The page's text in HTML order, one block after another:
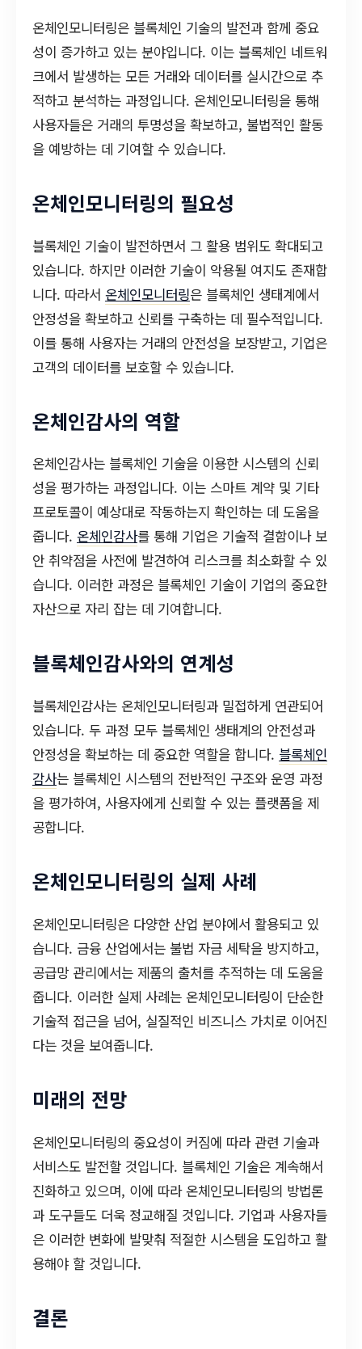
온체인모니터링은 블록체인 기술의 발전과 함께 중요
성이 증가하고 있는 분야입니다. 이는 블록체인 네트워
크에서 발생하는 모든 거래와 데이터를 실시간으로 추
적하고 분석하는 과정입니다. 온체인모니터링을 통해
사용자들은 거래의 투명성을 확보하고, 불법적인 활동
을 예방하는 데 기여할 수 있습니다.
온체인모니터링의 필요성
블록체인 기술이 발전하면서 그 활용 범위도 확대되고
있습니다. 하지만 이러한 기술이 악용될 여지도 존재합
니다. 따라서 온체인모니터링은 블록체인 생태계에서
안정성을 확보하고 신뢰를 구축하는 데 필수적입니다.
이를 통해 사용자는 거래의 안전성을 보장받고, 기업은
고객의 데이터를 보호할 수 있습니다.
온체인감사의 역할
온체인감사는 블록체인 기술을 이용한 시스템의 신뢰
성을 평가하는 과정입니다. 이는 스마트 계약 및 기타
프로토콜이 예상대로 작동하는지 확인하는 데 도움을
줍니다. 온체인감사를 통해 기업은 기술적 결함이나 보
안 취약점을 사전에 발견하여 리스크를 최소화할 수 있
습니다. 이러한 과정은 블록체인 기술이 기업의 중요한
자산으로 자리 잡는 데 기여합니다.
블록체인감사와의 연계성
블록체인감사는 온체인모니터링과 밀접하게 연관되어
있습니다. 두 과정 모두 블록체인 생태계의 안전성과
안정성을 확보하는 데 중요한 역할을 합니다. 블록체인
감사는 블록체인 시스템의 전반적인 구조와 운영 과정
을 평가하여, 사용자에게 신뢰할 수 있는 플랫폼을 제
공합니다.
온체인모니터링의 실제 사례
온체인모니터링은 다양한 산업 분야에서 활용되고 있
습니다. 금융 산업에서는 불법 자금 세탁을 방지하고,
공급망 관리에서는 제품의 출처를 추적하는 데 도움을
줍니다. 이러한 실제 사례는 온체인모니터링이 단순한
기술적 접근을 넘어, 실질적인 비즈니스 가치로 이어진
다는 것을 보여줍니다.
미래의 전망
온체인모니터링의 중요성이 커짐에 따라 관련 기술과
서비스도 발전할 것입니다. 블록체인 기술은 계속해서
진화하고 있으며, 이에 따라 온체인모니터링의 방법론
과 도구들도 더욱 정교해질 것입니다. 기업과 사용자들
은 이러한 변화에 발맞춰 적절한 시스템을 도입하고 활
용해야 할 것입니다.
결론